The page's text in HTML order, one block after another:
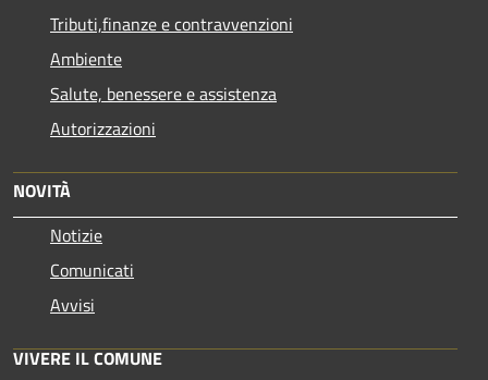
Tributi,finanze e contravvenzioni
Ambiente
Salute, benessere e assistenza
Autorizzazioni
NOVITÀ
Notizie
Comunicati
Avvisi
VIVERE IL COMUNE